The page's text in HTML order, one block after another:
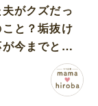
夫がクズだっ
と？垢抜け
今までと違